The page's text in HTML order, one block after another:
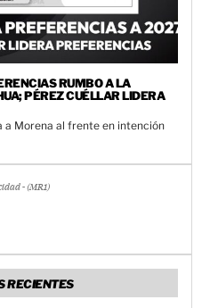
RUMBO A LA
PÉREZ CUÉLLAR LIDERA
a Morena al frente en intención
- (MR1)
RECIENTES